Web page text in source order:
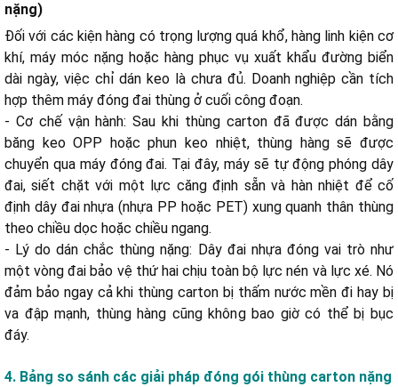
nặng)
Đối với các kiện hàng có trọng lượng quá khổ, hàng linh kiện cơ
khí, máy móc nặng hoặc hàng phục vụ xuất khẩu đường biển
dài ngày, việc chỉ dán keo là chưa đủ. Doanh nghiệp cần tích
hợp thêm máy đóng đai thùng ở cuối công đoạn.
- Cơ chế vận hành: Sau khi thùng carton đã được dán bằng
băng keo OPP hoặc phun keo nhiệt, thùng hàng sẽ được
chuyển qua máy đóng đai. Tại đây, máy sẽ tự động phóng dây
đai, siết chặt với một lực căng định sẵn và hàn nhiệt để cố
định dây đai nhựa (nhựa PP hoặc PET) xung quanh thân thùng
theo chiều dọc hoặc chiều ngang.
- Lý do dán chắc thùng nặng: Dây đai nhựa đóng vai trò như
một vòng đai bảo vệ thứ hai chịu toàn bộ lực nén và lực xé. Nó
đảm bảo ngay cả khi thùng carton bị thấm nước mền đi hay bị
va đập mạnh, thùng hàng cũng không bao giờ có thể bị bục
đáy.
4. Bảng so sánh các giải pháp đóng gói thùng carton nặng